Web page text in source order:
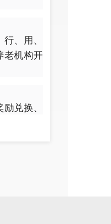
、用、
老机构开
兑换、
区、街